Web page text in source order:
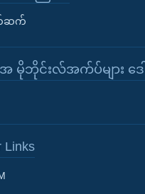
ဆက်
မိုဘိုင်းလ်အက်ပ်များ ဒ
Links